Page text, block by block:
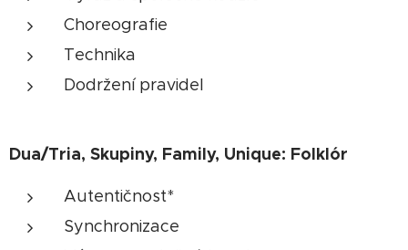
Choreografie
Technika
Dodržení pravidel
Dua/Tria, Skupiny, Family, Unique: Folklór
Autentičnost*
Synchronizace